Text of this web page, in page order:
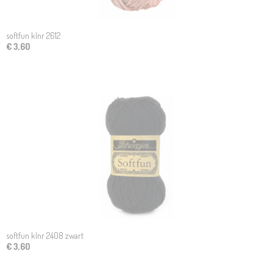
softfun klnr 2612
€ 3,60
softfun klnr 2408 zwart
€ 3,60